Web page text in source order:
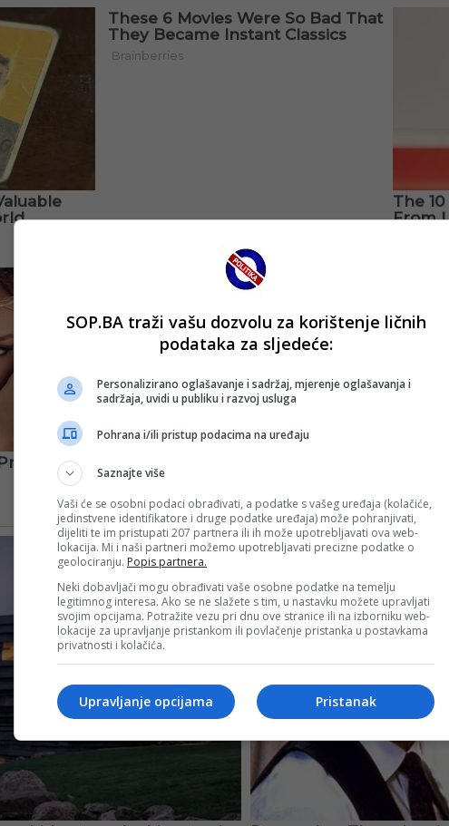
SOP.BA traži vašu dozvolu za korištenje ličnih
podataka za sljedeće:
Personalizirano oglašavanje i sadržaj, mjerenje oglašavanja i
sadržaja, uvidi u publiku i razvoj usluga
Pohrana i/ili pristup podacima na uređaju
Saznajte više
Vaši će se osobni podaci obrađivati, a podatke s vašeg uređaja (kolačiće,
jedinstvene identifikatore i druge podatke uređaja) može pohranjivati,
dijeliti te im pristupati 207 partnera ili ih može upotrebljavati ova web-
lokacija. Mi i naši partneri možemo upotrebljavati precizne podatke o
geolociranju. Popis partnera.
Neki dobavljači mogu obrađivati vaše osobne podatke na temelju
legitimnog interesa. Ako se ne slažete s tim, u nastavku možete upravljati
svojim opcijama. Potražite vezu pri dnu ove stranice ili na izborniku web-
lokacije za upravljanje pristankom ili povlačenje pristanka u postavkama
privatnosti i kolačića.
Pristanak
Upravljanje opcijama